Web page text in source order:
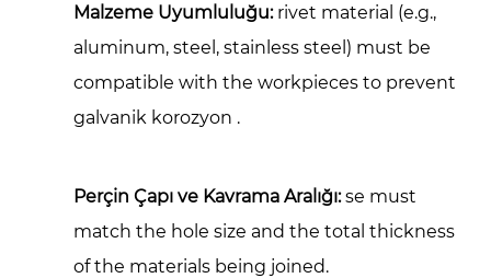
Malzeme Uyumluluğu: rivet material (e.g.,
aluminum, steel, stainless steel) must be
compatible with the workpieces to prevent
galvanik korozyon .
Perçin Çapı ve Kavrama Aralığı:se must
match the hole size and the total thickness
of the materials being joined.